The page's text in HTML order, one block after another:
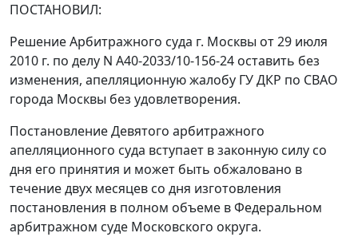
ПОСТАНОВИЛ:
Решение Арбитражного суда г. Москвы от 29 июля
2010 г. по делу N А40-2033/10-156-24 оставить без
изменения, апелляционную жалобу ГУ ДКР по СВАО
города Москвы без удовлетворения.
Постановление Девятого арбитражного
апелляционного суда вступает в законную силу со
дня его принятия и может быть обжаловано в
течение двух месяцев со дня изготовления
постановления в полном объеме в Федеральном
арбитражном суде Московского округа.